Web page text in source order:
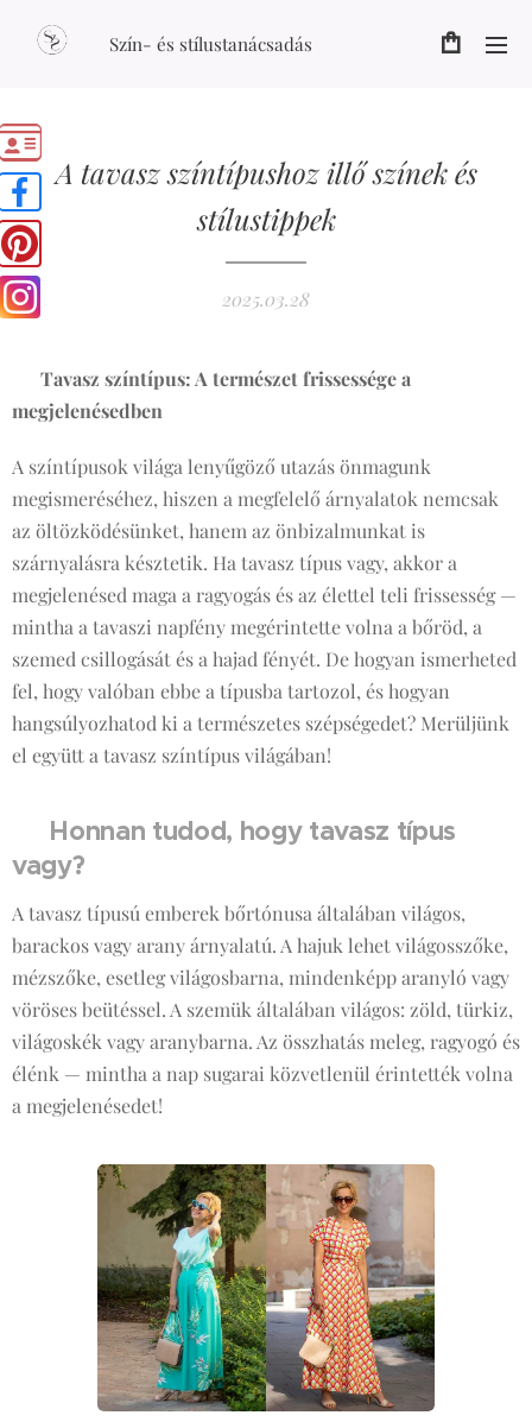
Szín- és stílustanácsadás
A tavasz színtípushoz illő színek és
stílustippek
2025.03.28
Tavasz színtípus: A természet frissessége a
megjelenésedben
A színtípusok világa lenyűgöző utazás önmagunk
megismeréséhez, hiszen a megfelelő árnyalatok nemcsak
az öltözködésünket, hanem az önbizalmunkat is
szárnyalásra késztetik. Ha tavasz típus vagy, akkor a
megjelenésed maga a ragyogás és az élettel teli frissesség —
mintha a tavaszi napfény megérintette volna a bőröd, a
szemed csillogását és a hajad fényét. De hogyan ismerheted
fel, hogy valóban ebbe a típusba tartozol, és hogyan
hangsúlyozhatod ki a természetes szépségedet? Merüljünk
el együtt a tavasz színtípus világában!
Honnan tudod, hogy tavasz típus
vagy?
A tavasz típusú emberek bőrtónusa általában világos,
barackos vagy arany árnyalatú. A hajuk lehet világosszőke,
mézszőke, esetleg világosbarna, mindenképp aranyló vagy
vöröses beütéssel. A szemük általában világos: zöld, türkiz,
világoskék vagy aranybarna. Az összhatás meleg, ragyogó és
élénk — mintha a nap sugarai közvetlenül érintették volna
a megjelenésedet!